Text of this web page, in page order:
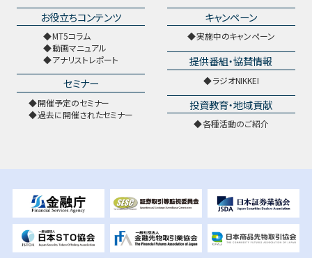
お役立ちコンテンツ
MT5コラム
動画マニュアル
アナリストレポート
セミナー
開催予定のセミナー
過去に開催されたセミナー
キャンペーン
実施中のキャンペーン
提供番組・協賛情報
ラジオNIKKEI
投資教育・地域貢献
各種活動のご紹介